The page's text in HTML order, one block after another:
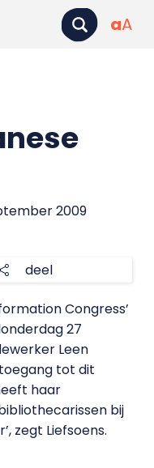
aA
2009
deel
Congress’
27
Leen
tot dit
haar
bij
zegt Liefsoens.